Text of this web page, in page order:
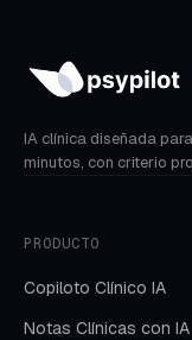
IA clínica diseñada
minutos, con criterio
PRODUCTO
Copiloto Clínico IA
Notas Clínicas con IA